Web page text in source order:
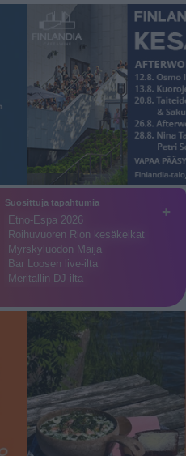
+
Suosittuja tapahtumia
Etno-Espa 2026
Roihuvuoren Rion kesäkeikat
Myrskyluodon Maija
Bar Loosen live-ilta
Meritallin DJ-ilta